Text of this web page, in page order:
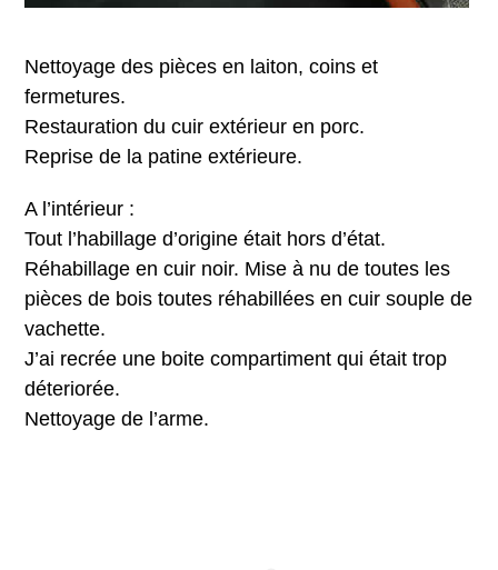
Nettoyage des pièces en laiton, coins et
fermetures.
Restauration du cuir extérieur en porc.
Reprise de la patine extérieure.
A l’intérieur :
Tout l’habillage d’origine était hors d’état.
Réhabillage en cuir noir. Mise à nu de toutes les
pièces de bois toutes réhabillées en cuir souple de
vachette.
J’ai recrée une boite compartiment qui était trop
déteriorée.
Nettoyage de l’arme.